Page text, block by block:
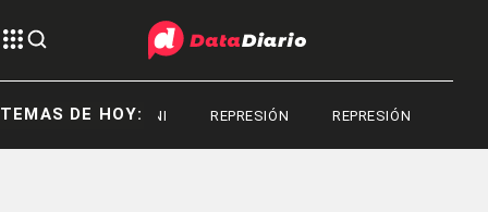
TEMAS DE HOY:
SERGIO BERNI REPRESIÓN REPRESIÓN